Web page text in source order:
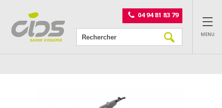
04 94 81 83 79
MENU